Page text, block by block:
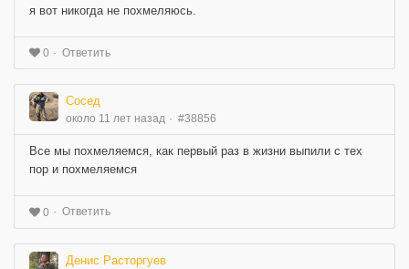
я вот никогда не похмеляюсь.
0 Ответить
Сосед
около 11 лет назад #38856
Все мы похмеляемся, как первый раз в жизни выпили с тех
пор и похмеляемся
0 Ответить
Денис Расторгуев